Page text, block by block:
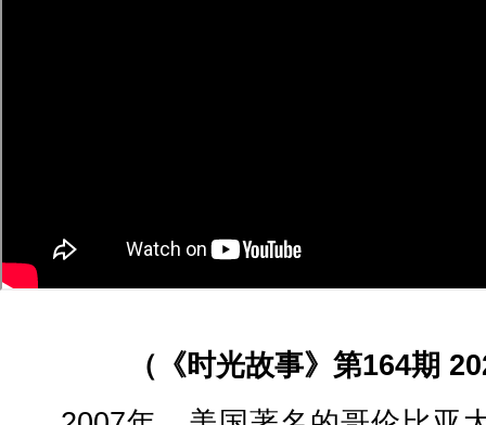
（《时光故事》第164期